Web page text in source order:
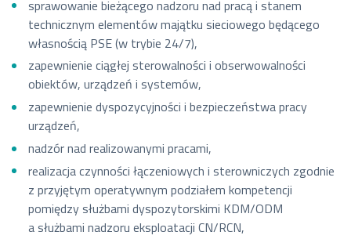
sprawowanie bieżącego nadzoru nad pracą i stanem
technicznym elementów majątku sieciowego będącego
własnością PSE (w trybie 24/7),
zapewnienie ciągłej sterowalności i obserwowalności
obiektów, urządzeń i systemów,
zapewnienie dyspozycyjności i bezpieczeństwa pracy
urządzeń,
nadzór nad realizowanymi pracami,
realizacja czynności łączeniowych i sterowniczych zgodnie
z przyjętym operatywnym podziałem kompetencji
pomiędzy służbami dyspozytorskimi KDM/ODM
a służbami nadzoru eksploatacji CN/RCN,